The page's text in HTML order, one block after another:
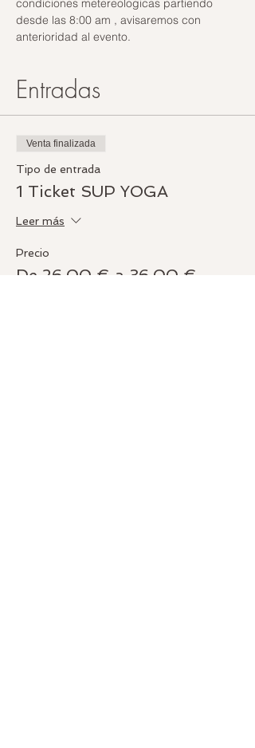
condiciones metereologicas partiendo
desde las 8:00 am , avisaremos con
anterioridad al evento.
Entradas
Venta finalizada
Tipo de entrada
1 Ticket SUP YOGA
Leer más
Precio
De 26,00 € a 36,00 €